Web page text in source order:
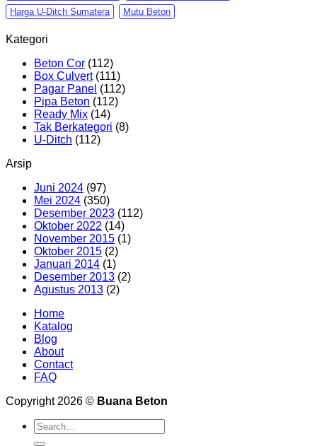
Harga U-Ditch Sumatera
Mutu Beton
Kategori
Beton Cor (112)
Box Culvert(111)
Pagar Panel (112)
Pipa Beton (112)
Ready Mix (14)
Tak Berkategori (8)
U-Ditch (112)
Arsip
Juni 2024 (97)
Mei 2024 (350)
Desember 2023 (112)
Oktober 2022 (14)
November 2015 (1)
Oktober 2015 (2)
Januari 2014 (1)
Desember 2013 (2)
Agustus 2013 (2)
Home
Katalog
Blog
About
Contact
FAQ
Copyright 2026 © Buana Beton
Search
for: